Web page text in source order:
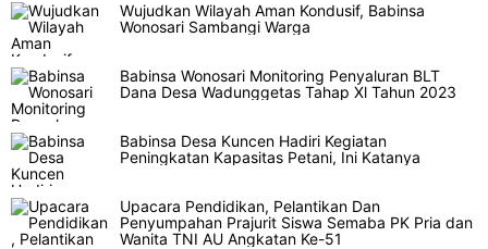
Wujudkan Wilayah Aman Kondusif, Babinsa
Wonosari Sambangi Warga
Babinsa Wonosari Monitoring Penyaluran BLT
Dana Desa Wadunggetas Tahap Xl Tahun 2023
Babinsa Desa Kuncen Hadiri Kegiatan
Peningkatan Kapasitas Petani, Ini Katanya
Upacara Pendidikan, Pelantikan Dan
Penyumpahan Prajurit Siswa Semaba PK Pria dan
Wanita TNI AU Angkatan Ke-51